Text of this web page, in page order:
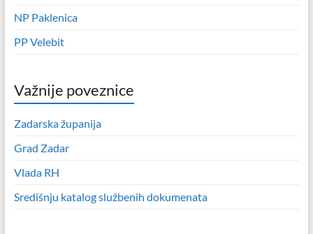
NP Paklenica
PP Velebit
Važnije poveznice
Zadarska županija
Grad Zadar
Vlada RH
Središnju katalog službenih dokumenata